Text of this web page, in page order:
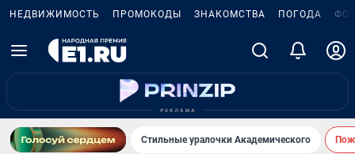
НЕДВИЖИМОСТЬ ПРОМОКОДЫ ЗНАКОМСТВА ПОГОДА
Стильные уралочки Академического